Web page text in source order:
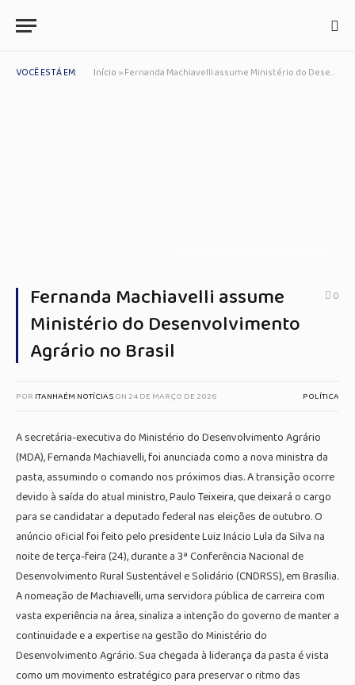
VOCÊ ESTÁ EM: Início »Fernanda Machiavelli assume Ministério do Desenvolvimento Agrário no Brasil
Fernanda Machiavelli assume
Ministério do Desenvolvimento
Agrário no Brasil
0
POR ITANHAÉM NOTÍCIASON24 DE MARÇO DE 2026 POLÍTICA
A secretária-executiva do Ministério do Desenvolvimento Agrário
(MDA), Fernanda Machiavelli, foi anunciada como a nova ministra da
pasta, assumindo o comando nos próximos dias. A transição ocorre
devido à saída do atual ministro, Paulo Teixeira, que deixará o cargo
para se candidatar a deputado federal nas eleições de outubro. O
anúncio oficial foi feito pelo presidente Luiz Inácio Lula da Silva na
noite de terça-feira (24), durante a 3ª Conferência Nacional de
Desenvolvimento Rural Sustentável e Solidário (CNDRSS), em Brasília.
A nomeação de Machiavelli, uma servidora pública de carreira com
vasta experiência na área, sinaliza a intenção do governo de manter a
continuidade e a expertise na gestão do Ministério do
Desenvolvimento Agrário. Sua chegada à liderança da pasta é vista
como um movimento estratégico para preservar o ritmo das